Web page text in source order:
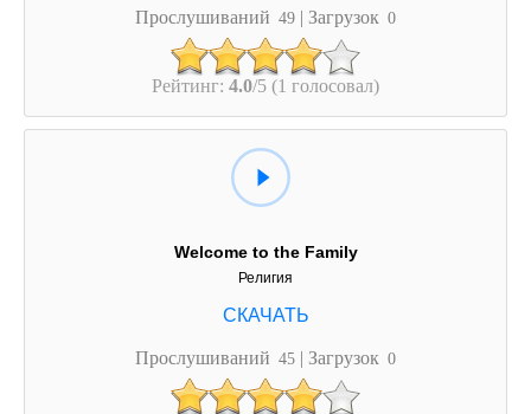
Прослушиваний 49 | Загрузок 0
Рейтинг: 4.0/5 (1 голосовал)
Welcome to the Family
Религия
Прослушиваний 45 | Загрузок 0